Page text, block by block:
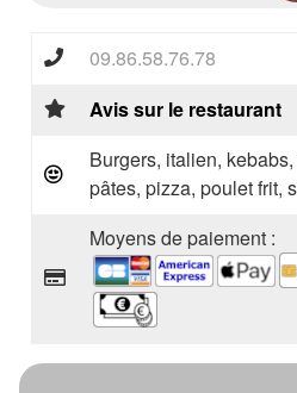
09.86.58.76.78
Avis sur le restaurant
Burgers, italien,
pâtes, pizza, poulet frit,
Moyens de paiement :